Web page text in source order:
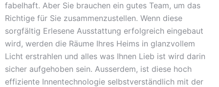
fabelhaft. Aber Sie brauchen ein gutes Team, um das
Richtige für Sie zusammenzustellen. Wenn diese
sorgfältig Erlesene Ausstattung erfolgreich eingebaut
wird, werden die Räume Ihres Heims in glanzvollem
Licht erstrahlen und alles was Ihnen Lieb ist wird darin
sicher aufgehoben sein. Ausserdem, ist diese hoch
effiziente Innentechnologie selbstverständlich mit der